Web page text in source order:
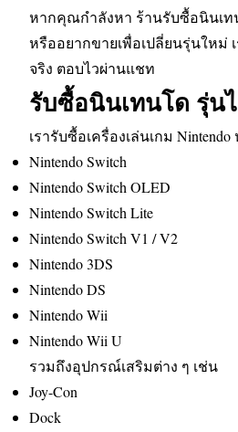
หากคุณกำลังหา ร้านรับซื้อนินเทน
หรืออยากขายเพื่อเปลี่ยนรุ่นใหม่
จริง ตอบไวผ่านแชท
รับซื้อนินเทนโด รุ่น
เรารับซื้อเครื่องเล่นเกม
Nintendo Switch
Nintendo Switch OLED
Nintendo Switch Lite
Nintendo Switch V1 / V2
Nintendo 3DS
Nintendo DS
Nintendo Wii
Nintendo Wii U
รวมถึงอุปกรณ์เสริมต่าง ๆ เช่น
Joy-Con
Dock